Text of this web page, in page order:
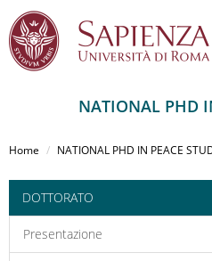
al
principale
NATIONAL PHD
Home NATIONAL PHD IN PEACE
DOTTORATO
Presentazione